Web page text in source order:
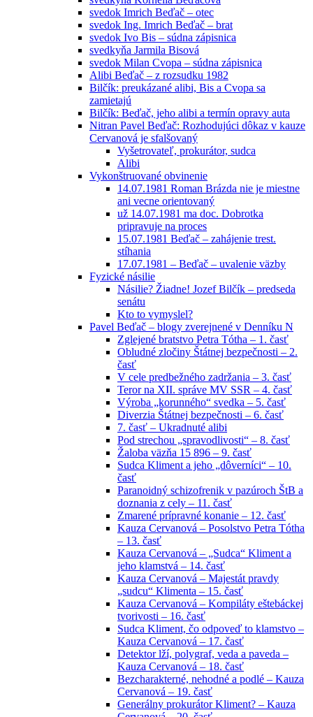
svedok Imrich Beďač – otec
svedok Ing. Imrich Beďač – brat
svedok Ivo Bis – súdna zápisnica
svedkyňa Jarmila Bisová
svedok Milan Cvopa – súdna zápisnica
Alibi Beďač – z rozsudku 1982
Bilčík: preukázané alibi, Bis a Cvopa sa
zamietajú
Bilčík: Beďač, jeho alibi a termín opravy auta
Nitran Pavel Beďač: Rozhodujúci dôkaz v kauze
Cervanová je sfalšovaný
Vyšetrovateľ, prokurátor, sudca
Alibi
Vykonštruované obvinenie
14.07.1981 Roman Brázda nie je miestne
ani vecne orientovaný
už 14.07.1981 ma doc. Dobrotka
pripravuje na proces
15.07.1981 Beďač – zahájenie trest.
stíhania
17.07.1981 – Beďač – uvalenie väzby
Fyzické násilie
Násilie? Žiadne! Jozef Bilčík – predseda
senátu
Kto to vymyslel?
Pavel Beďač – blogy zverejnené v Denníku N
Zglejené bratstvo Petra Tótha – 1. časť
Obludné zločiny Štátnej bezpečnosti – 2.
časť
V cele predbežného zadržania – 3. časť
Teror na XII. správe MV SSR – 4. časť
Výroba „korunného“ svedka – 5. časť
Diverzia Štátnej bezpečnosti – 6. časť
7. časť – Ukradnuté alibi
Pod strechou „spravodlivosti“ – 8. časť
Žaloba väzňa 15 896 – 9. časť
Sudca Kliment a jeho „dôverníci“ – 10.
časť
Paranoidný schizofrenik v pazúroch ŠtB a
doznania z cely – 11. časť
Zmarené prípravné konanie – 12. časť
Kauza Cervanová – Posolstvo Petra Tótha
– 13. časť
Kauza Cervanová – „Sudca“ Kliment a
jeho klamstvá – 14. časť
Kauza Cervanová – Majestát pravdy
„sudcu“ Klimenta – 15. časť
Kauza Cervanová – Kompiláty eštebáckej
tvorivosti – 16. časť
Sudca Kliment, čo odpoveď to klamstvo –
Kauza Cervanová – 17. časť
Detektor lží, polygraf, veda a paveda –
Kauza Cervanová – 18. časť
Bezcharakterné, nehodné a podlé – Kauza
Cervanová – 19. časť
Generálny prokurátor Kliment? – Kauza